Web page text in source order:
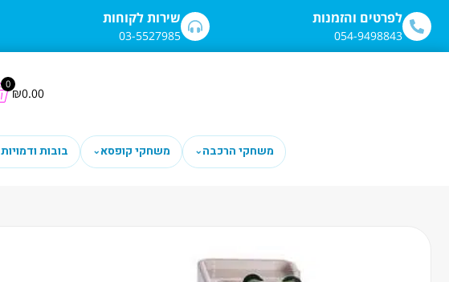
לתוכן שירות לקוחות
03-5527985
לפרטים והזמנות
054-9498843
₪0.00
0
משחקי הרכבה⌄ משחקי קופסא⌄ בובות ודמויות